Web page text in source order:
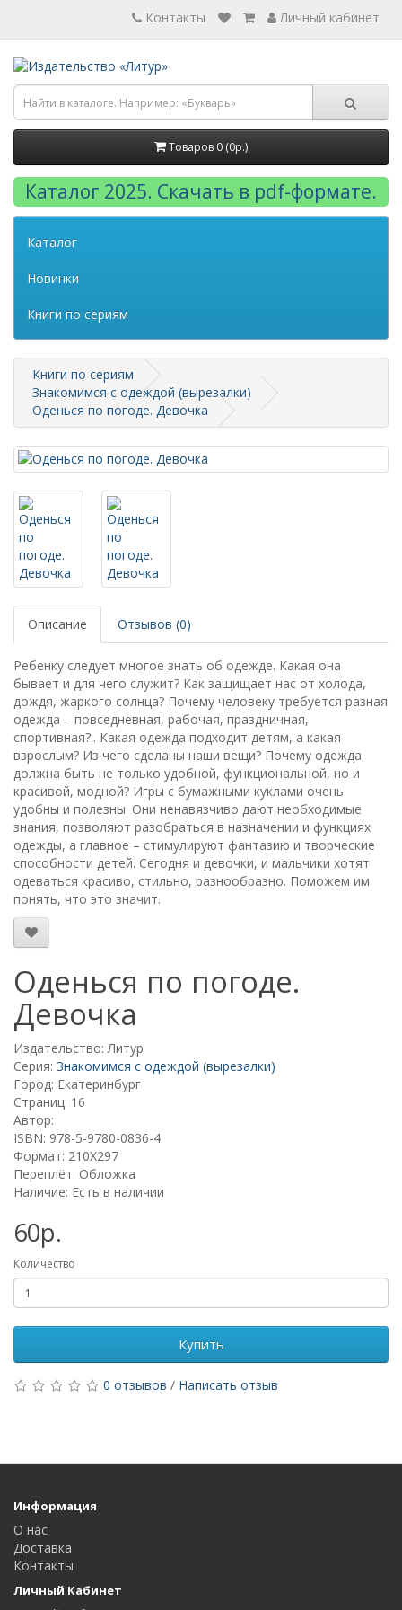
Контакты Личный кабинет
Товаров 0 (0р.)
Каталог 2025. Скачать в pdf-формате.
Каталог
Новинки
Книги по сериям
Книги по сериям
Знакомимся с одеждой (вырезалки)
Оденься по погоде. Девочка
Описание Отзывов (0)
Ребенку следует многое знать об одежде. Какая она
бывает и для чего служит? Как защищает нас от холода,
дождя, жаркого солнца? Почему человеку требуется разная
одежда – повседневная, рабочая, праздничная,
спортивная?.. Какая одежда подходит детям, а какая
взрослым? Из чего сделаны наши вещи? Почему одежда
должна быть не только удобной, функциональной, но и
красивой, модной? Игры с бумажными куклами очень
удобны и полезны. Они ненавязчиво дают необходимые
знания, позволяют разобраться в назначении и функциях
одежды, а главное – стимулируют фантазию и творческие
способности детей. Сегодня и девочки, и мальчики хотят
одеваться красиво, стильно, разнообразно. Поможем им
понять, что это значит.
Оденься по погоде.
Девочка
Издательство: Литур
Серия: Знакомимся с одеждой (вырезалки)
Город: Екатеринбург
Страниц: 16
Автор:
ISBN: 978-5-9780-0836-4
Формат: 210Х297
Переплёт: Обложка
Наличие: Есть в наличии
60р.
Количество
Купить
0 отзывов / Написать отзыв
Информация
О нас
Доставка
Контакты
Личный Кабинет